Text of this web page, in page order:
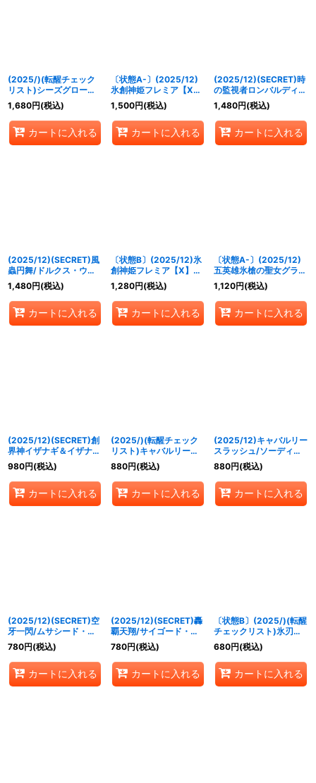
(2025/)(転醒チェック
リスト)シーズグローリ
ー/天醒槍ロンゴ・ミニ
アス【-】{BSC47-
RVTX05}《多》
1,680円(税込)
カートに入れる
〔状態A-〕(2025/12)
氷創神姫フレミア【X】
{BSC47-X02}《白》
1,500円(税込)
カートに入れる
(2025/12)(SECRET)時
の監視者ロンバルディ
ア/時の破壊者ロンバル
ディア・Ω(BSC47収録)
【転醒X-SEC】{BS55-
TX03a/BS55-TX03b}
《多》
1,480円(税込)
カートに入れる
(2025/12)(SECRET)風
蟲円舞/ドルクス・ウシ
ワカ・オリジン【転醒X-
SEC】{BSC47-
RVTX03a/BSC47-
RVTX03b}《緑》
1,480円(税込)
カートに入れる
〔状態B〕(2025/12)氷
創神姫フレミア【X】
{BSC47-X02}《白》
1,280円(税込)
カートに入れる
〔状態A-〕(2025/12)
五英雄氷槍の聖女グラフ
ィーラ【X】{BSC47-
RVX01}《白》
1,120円(税込)
カートに入れる
(2025/12)(SECRET)創
界神イザナギ＆イザナミ
(BSC47収録)【X-
SEC】{BS55-X09}
《多》
980円(税込)
カートに入れる
(2025/)(転醒チェック
リスト)キャバルリース
ラッシュ/ソーディア
ス・アーサー・オリジン
【-】{BSC47-
RVTX02}《紫》
880円(税込)
カートに入れる
(2025/12)キャバルリー
スラッシュ/ソーディア
ス・アーサー・オリジン
【転醒X】{BSC47-
RVTX02a/BSC47-
RVTX02b}《紫》
880円(税込)
カートに入れる
(2025/12)(SECRET)空
牙一閃/ムサシード・ア
シュライガー・オリジン
【転醒X-SEC】
{BSC47-
RVTX01a/BSC47-
RVTX01b}《赤》
780円(税込)
カートに入れる
(2025/12)(SECRET)轟
覇天翔/サイゴード・ゴ
レム・オリジン【転醒X-
SEC】{BSC47-
RVTX07a/BSC47-
RVTX07b}《青》
780円(税込)
カートに入れる
〔状態B〕(2025/)(転醒
チェックリスト)氷刃姫
プリヘーリア/大氷斧の
姫君プリヘーリア【-】
{BS55-044}《白》
680円(税込)
カートに入れる